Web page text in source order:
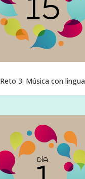
Reto 3: Música con lingua